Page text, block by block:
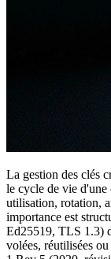
La gestion des clés
le cycle de vie d'une
utilisation, rotation,
importance est
Ed25519, TLS 1.3)
volées, réutilisées